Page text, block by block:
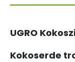
UGRO
Kokoserde